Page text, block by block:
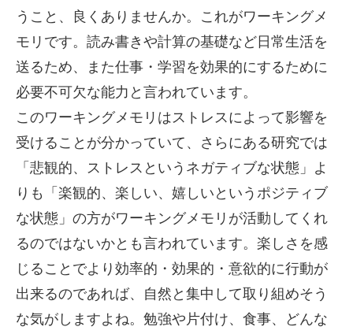
うこと、良くありませんか。これがワーキングメ
モリです。読み書きや計算の基礎など日常生活を
送るため、また仕事・学習を効果的にするために
必要不可欠な能力と言われています。
このワーキングメモリはストレスによって影響を
受けることが分かっていて、さらにある研究では
「悲観的、ストレスというネガティブな状態」よ
りも「楽観的、楽しい、嬉しいというポジティブ
な状態」の方がワーキングメモリが活動してくれ
るのではないかとも言われています。楽しさを感
じることでより効率的・効果的・意欲的に行動が
出来るのであれば、自然と集中して取り組めそう
な気がしますよね。勉強や片付け、食事、どんな